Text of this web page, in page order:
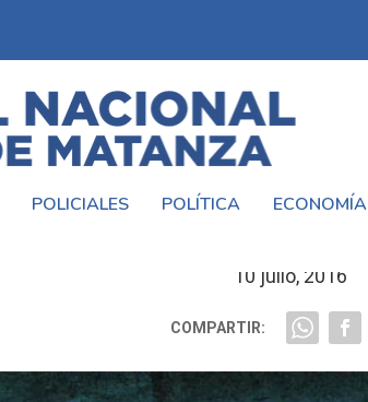
POLICIALES POLÍTICA ECONOMÍA
10 julio, 2016
COMPARTIR: